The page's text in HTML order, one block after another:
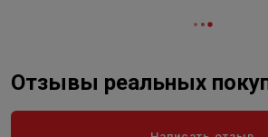
Отзывы реальных